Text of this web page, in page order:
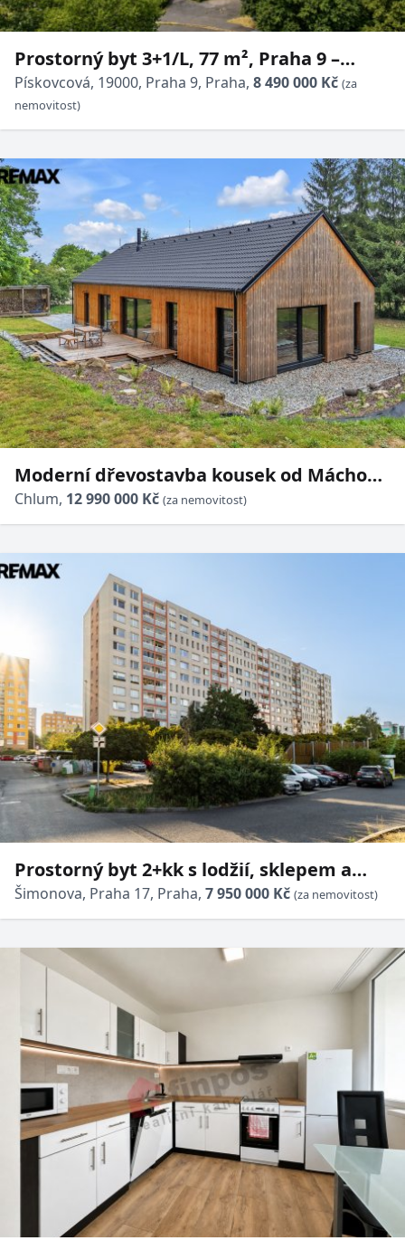
Prostorný byt 3+1/L, 77 m², Praha 9 –
Prosek, ul. Pískovcová
Pískovcová, 19000, Praha 9, Praha, 8 490 000 Kč (za
nemovitost)
Moderní dřevostavba kousek od Máchova
jezera na prodej
Chlum, 12 990 000 Kč (za nemovitost)
Prostorný byt 2+kk s lodžií, sklepem a
možností úpravy na 3+kk | Praha 17 –
Řepy, Šimonova
Šimonova, Praha 17, Praha, 7 950 000 Kč (za nemovitost)